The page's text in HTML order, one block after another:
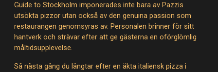
Guide to Stockholm imponerades inte bara av Pazzis
utsökta pizzor utan också av den genuina passion som
restaurangen genomsyras av. Personalen brinner för sitt
hantverk och strävar efter att ge gästerna en oförglömlig
måltidsupplevelse.
Så nästa gång du längtar efter en äkta italiensk pizza i